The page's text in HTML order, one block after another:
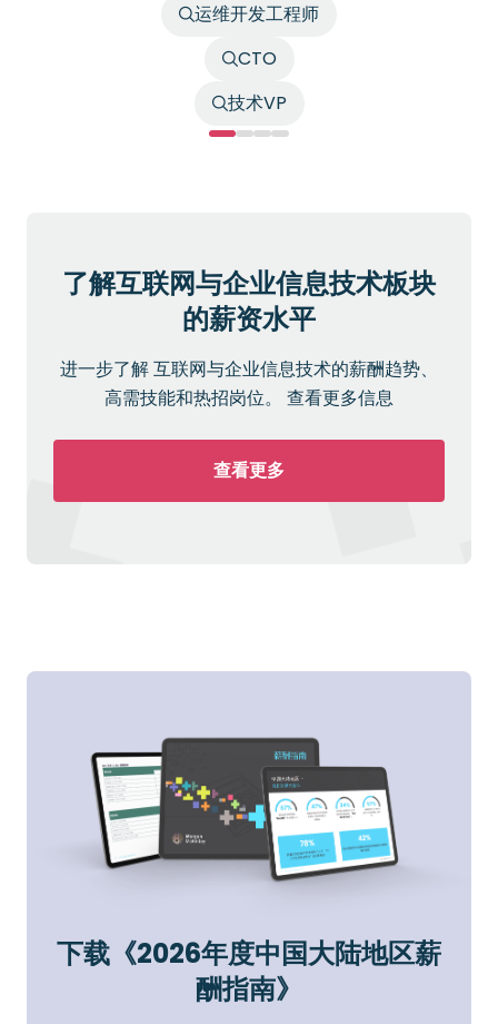
运维开发工程师
CTO
技术VP
了解互联网与企业信息技术板块
的薪资水平
进一步了解 互联网与企业信息技术的薪酬趋势、
高需技能和热招岗位。 查看更多信息
查看更多
下载《2026年度中国大陆地区薪
酬指南》